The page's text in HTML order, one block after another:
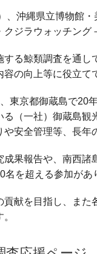
、沖縄県立博物館
ジラウォッチング
る鯨類調査を通
の向上等に役立て
東京都御蔵島で20
（一社）御蔵島
安全管理等、長年
果報告や、南西諸
名を超える参加があ
献を目指し、ま